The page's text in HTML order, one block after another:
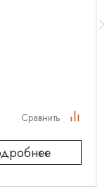
Сравнить